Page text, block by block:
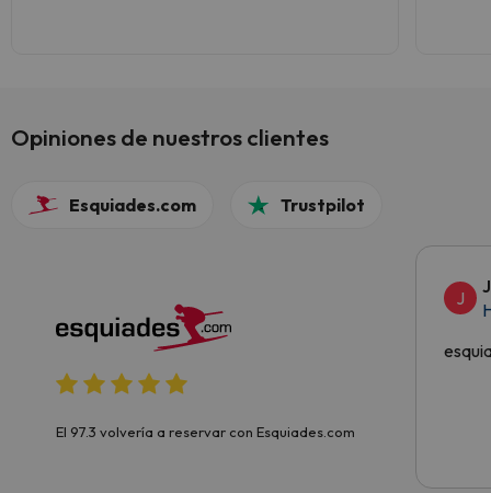
Opiniones de nuestros clientes
Esquiades.com Trustpilot
El 97.3 volvería a reservar con Esquiades.com
J